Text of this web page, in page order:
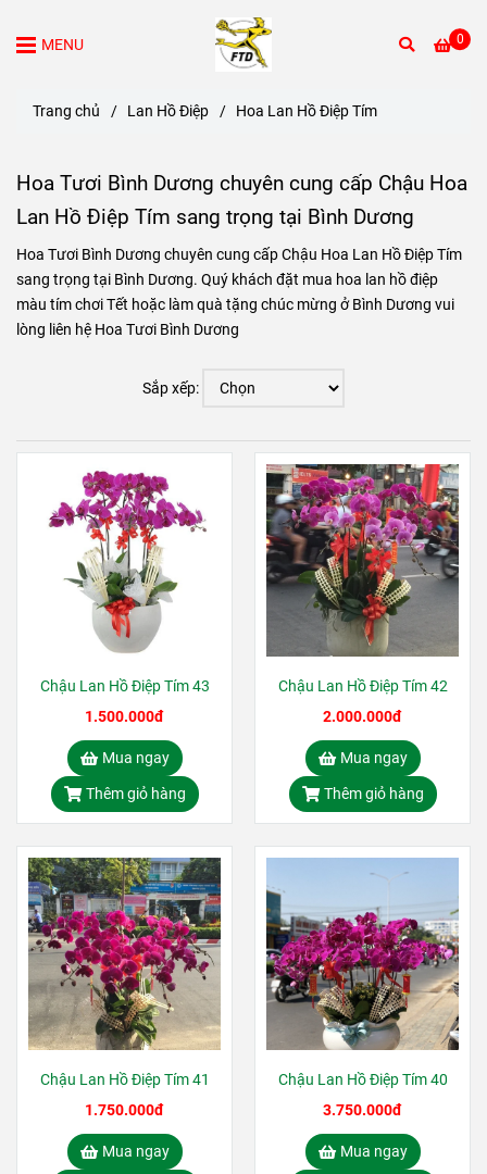
0
MENU
Trang chủ / Lan Hồ Điệp / Hoa Lan Hồ Điệp Tím
Hoa Tươi Bình Dương chuyên cung cấp Chậu Hoa
Lan Hồ Điệp Tím sang trọng tại Bình Dương
Hoa Tươi Bình Dương chuyên cung cấp Chậu Hoa Lan Hồ Điệp Tím
sang trọng tại Bình Dương. Quý khách đặt mua hoa lan hồ điệp
màu tím chơi Tết hoặc làm quà tặng chúc mừng ở Bình Dương vui
lòng liên hệ Hoa Tươi Bình Dương
Sắp xếp:
Chậu Lan Hồ Điệp Tím 43
1.500.000đ
Mua ngay
Thêm giỏ hàng
Chậu Lan Hồ Điệp Tím 42
2.000.000đ
Mua ngay
Thêm giỏ hàng
Chậu Lan Hồ Điệp Tím 41
1.750.000đ
Mua ngay
Chậu Lan Hồ Điệp Tím 40
3.750.000đ
Mua ngay